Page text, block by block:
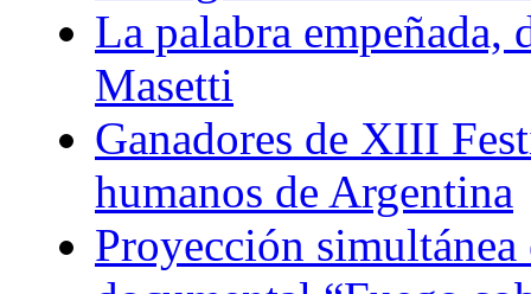
La palabra empeñada,
Masetti
Ganadores de XIII
humanos de Argentina
Proyección